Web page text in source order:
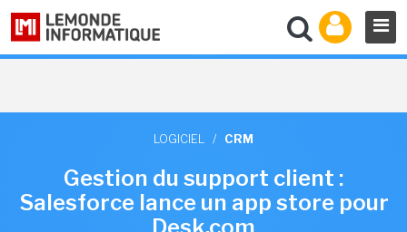
LOGICIEL / CRM
Gestion du support client :
Salesforce lance un app store pour